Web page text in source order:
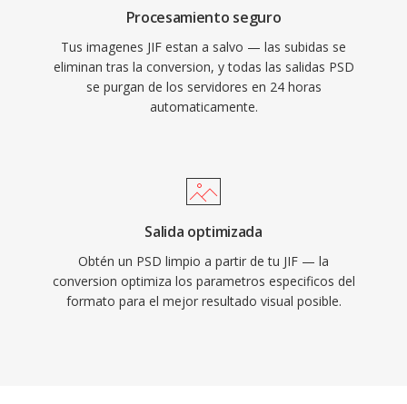
Procesamiento seguro
Tus imagenes JIF estan a salvo — las subidas se
eliminan tras la conversion, y todas las salidas PSD
se purgan de los servidores en 24 horas
automaticamente.
Salida optimizada
Obtén un PSD limpio a partir de tu JIF — la
conversion optimiza los parametros especificos del
formato para el mejor resultado visual posible.